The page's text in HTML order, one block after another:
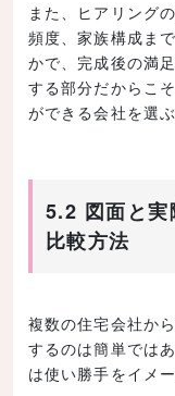
また、ヒアリング
頻度、家族構成ま
かで、完成後の満
する部分だからこ
ができる会社を選
5.2 図面と実
比較方法
複数の住宅会社か
するのは簡単では
は使い勝手をイメ